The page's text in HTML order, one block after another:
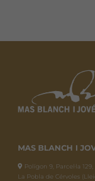
MAS BLANCH I
Polígon 9, Parcel·la
La Pobla de Cérvoles